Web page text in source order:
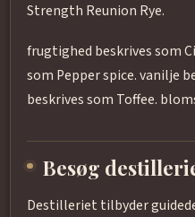
Strength Reunion Rye.
frugtighed beskrives som
som Pepper spice. vanilje
beskrives som Toffee.
Besøg
Destilleriet tilbyder